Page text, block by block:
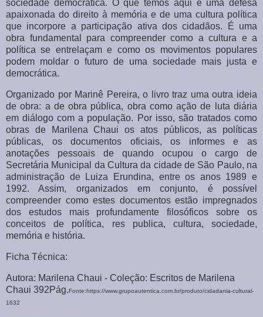
sociedade democrática. O que temos aqui é uma defesa
apaixonada do direito à memória e de uma cultura política
que incorpore a participação ativa dos cidadãos. É uma
obra fundamental para compreender como a cultura e a
política se entrelaçam e como os movimentos populares
podem moldar o futuro de uma sociedade mais justa e
democrática.
Organizado por Marinê Pereira, o livro traz uma outra ideia
de obra: a de obra pública, obra como ação de luta diária
em diálogo com a população. Por isso, são tratados como
obras de Marilena Chaui os atos públicos, as políticas
públicas, os documentos oficiais, os informes e as
anotações pessoais de quando ocupou o cargo de
Secretária Municipal da Cultura da cidade de São Paulo, na
administração de Luiza Erundina, entre os anos 1989 e
1992. Assim, organizados em conjunto, é possível
compreender como estes documentos estão impregnados
dos estudos mais profundamente filosóficos sobre os
conceitos de política, res publica, cultura, sociedade,
memória e história.
Ficha Técnica:
Autora: Marilena Chaui - Coleção: Escritos de Marilena
Chaui 392Pág.Fonte:https://www.grupoautentica.com.br/produto/cidadania-cultural-
1632